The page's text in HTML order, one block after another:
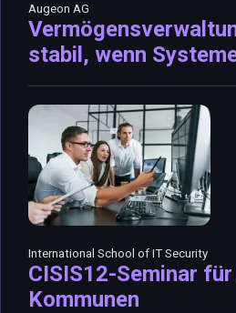
Augeon AG
stabil, wenn
International School of IT Security
CISIS12-Seminar
Kommunen